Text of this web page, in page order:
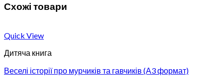
Схожі товари
Quick View
Дитяча книга
Веселі історії про мурчиків та гавчиків (А3 формат)